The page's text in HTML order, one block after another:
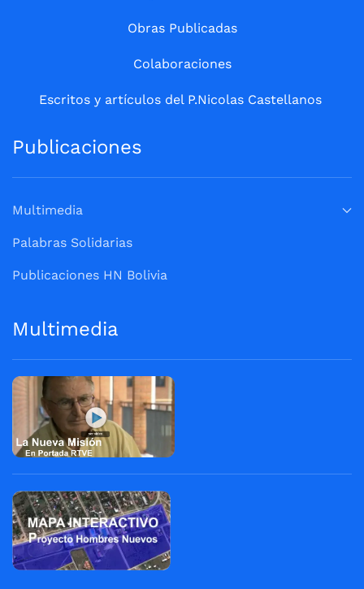
Obras Publicadas
Colaboraciones
Escritos y artículos del P.Nicolas Castellanos
Publicaciones
Multimedia
Palabras Solidarias
Publicaciones HN Bolivia
Multimedia